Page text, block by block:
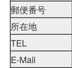
郵便番号
所在地
TEL
E-Mail